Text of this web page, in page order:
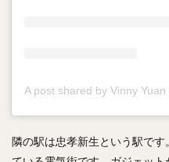
A post shared by Vinny
隣の駅は忠孝新生という駅で